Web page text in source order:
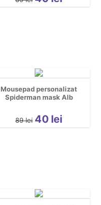
Mousepad personalizat
Spiderman mask Alb
89 lei 40 lei